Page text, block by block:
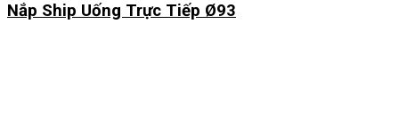
Nắp Ship Uống Trực Tiếp Ø93